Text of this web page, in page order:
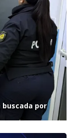
buscada por